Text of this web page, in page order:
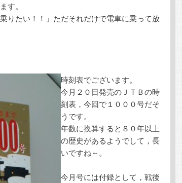
す。
りたい！！」ただそれだけで電車に乗って放
時刻表でございます。
今月２０日発売のＪＴＢの時
刻表，今回で１０００号だそ
うです。
年数に換算すると８０年以上
の歴史があるようでして，長
いですね～。
今月号には付録として，戦後